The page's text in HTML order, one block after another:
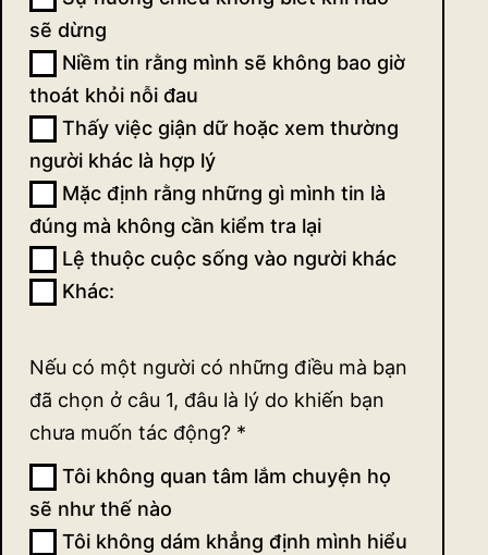
tác
động
(ngắn)
sẽ dừng
Niềm tin rằng mình sẽ không bao giờ
thoát khỏi nỗi đau
Thấy việc giận dữ hoặc xem thường
người khác là hợp lý
Mặc định rằng những gì mình tin là
đúng mà không cần kiểm tra lại
Lệ thuộc cuộc sống vào người khác
Khác:
Nếu có một người có những điều mà bạn
đã chọn ở câu 1, đâu là lý do khiến bạn
chưa muốn tác động? *
Tôi không quan tâm lắm chuyện họ
sẽ như thế nào
Tôi không dám khẳng định mình hiểu